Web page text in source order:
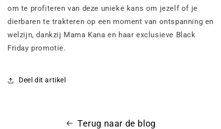
om te profiteren van deze unieke kans om jezelf of je
dierbaren te trakteren op een moment van ontspanning en
welzijn, dankzij Mama Kana en haar exclusieve Black
Friday promotie.
Deel dit artikel
Terug naar de blog